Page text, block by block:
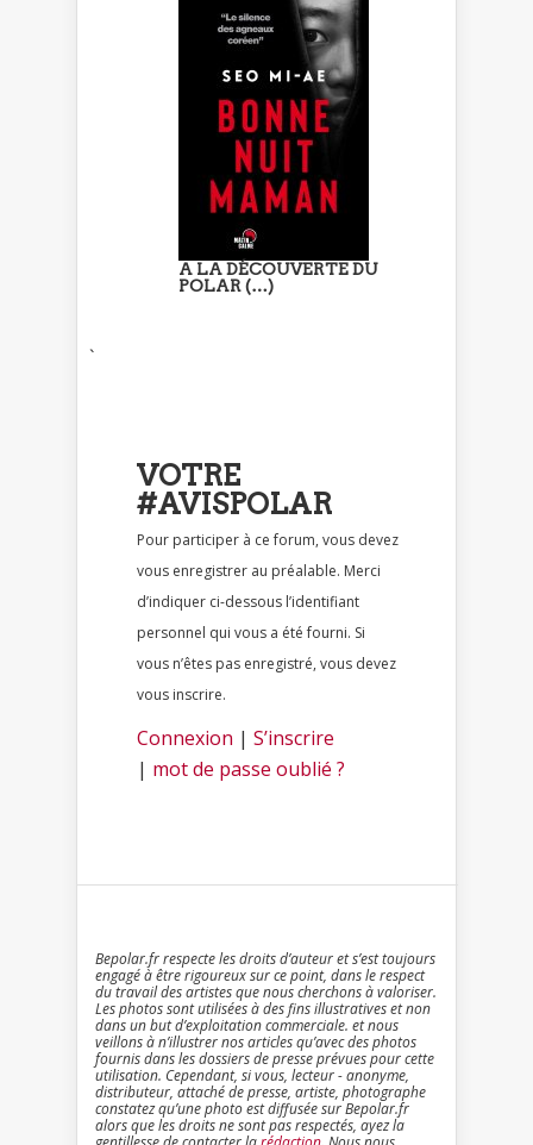
A LA DÉCOUVERTE DU
POLAR (…)
`
VOTRE
#AVISPOLAR
Pour participer à ce forum, vous devez
vous enregistrer au préalable. Merci
d’indiquer ci-dessous l’identifiant
personnel qui vous a été fourni. Si
vous n’êtes pas enregistré, vous devez
vous inscrire.
Connexion | S’inscrire
| mot de passe oublié ?
Bepolar.fr respecte les droits d’auteur et s’est toujours
engagé à être rigoureux sur ce point, dans le respect
du travail des artistes que nous cherchons à valoriser.
Les photos sont utilisées à des fins illustratives et non
dans un but d’exploitation commerciale. et nous
veillons à n’illustrer nos articles qu’avec des photos
fournis dans les dossiers de presse prévues pour cette
utilisation. Cependant, si vous, lecteur - anonyme,
distributeur, attaché de presse, artiste, photographe
constatez qu’une photo est diffusée sur Bepolar.fr
alors que les droits ne sont pas respectés, ayez la